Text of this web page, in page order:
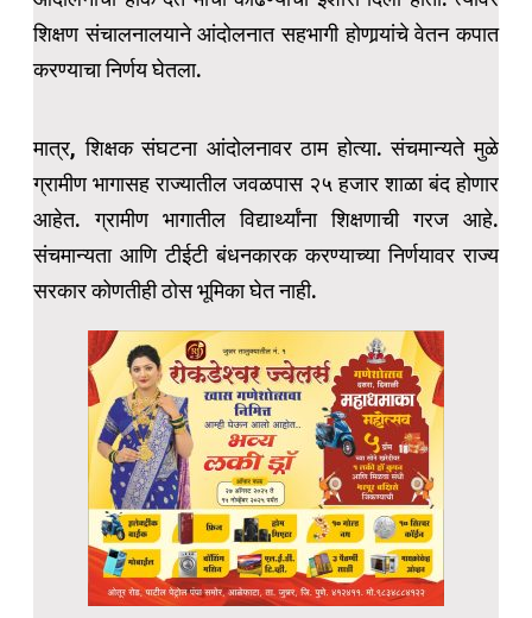
शिक्षण संचालनालयाने आंदोलनात सहभागी होणार्‍यांचे वेतन कपात
करण्याचा निर्णय घेतला.
मात्र, शिक्षक संघटना आंदोलनावर ठाम होत्या. संचमान्यते मुळे
ग्रामीण भागासह राज्यातील जवळपास २५ हजार शाळा बंद होणार
आहेत. ग्रामीण भागातील विद्यार्थ्यांना शिक्षणाची गरज आहे.
संचमान्यता आणि टीईटी बंधनकारक करण्याच्या निर्णयावर राज्य
सरकार कोणतीही ठोस भूमिका घेत नाही.